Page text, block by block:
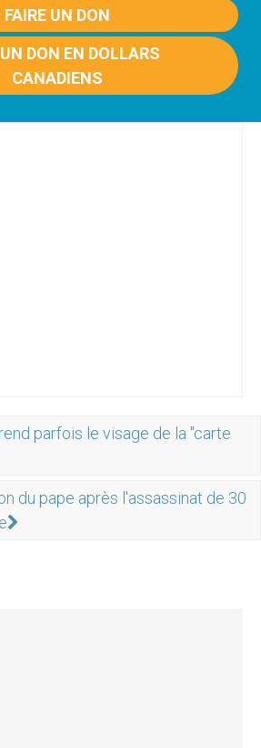
FAIRE UN DON
DON EN DOLLARS
CANADIENS
parfois le visage de la "carte
du pape après l'assassinat de 30